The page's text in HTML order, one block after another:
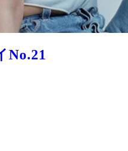
No.21